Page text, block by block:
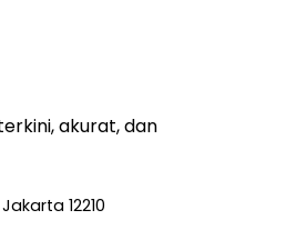
akurat, dan
12210